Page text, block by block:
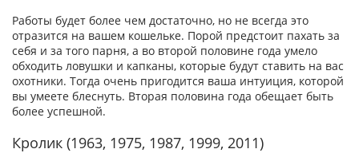
Работы будет более чем достаточно, но не всегда это
отразится на вашем кошельке. Порой предстоит пахать за
себя и за того парня, а во второй половине года умело
обходить ловушки и капканы, которые будут ставить на вас
охотники. Тогда очень пригодится ваша интуиция, которой
вы умеете блеснуть. Вторая половина года обещает быть
более успешной.
Кролик (1963, 1975, 1987, 1999, 2011)